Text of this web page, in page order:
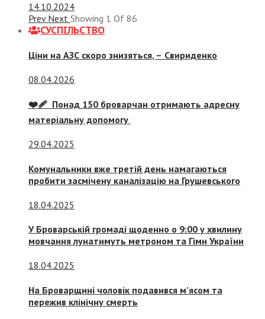
14.10.2024
Prev Next Showing 1 Of 86
СУСПIЛЬСТВО
Ціни на АЗС скоро знизяться, – Свириденко
08.04.2026
❤️‍🩹 Понад 150 броварчан отримають адресну
матеріальну допомогу
29.04.2025
Комунальники вже третій день намагаються
пробити засмічену каналізацію на Грушевського
18.04.2025
У Броварській громаді щоденно о 9:00 у хвилину
мовчання лунатимуть метроном та Гімн України
18.04.2025
На Броварщині чоловік подавився м’ясом та
пережив клінічну смерть